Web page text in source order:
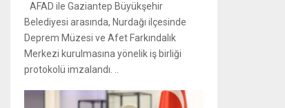
AFAD ile Gaziantep Büyükşehir
Belediyesi arasında, Nurdağı ilçesinde
Deprem Müzesi ve Afet Farkındalık
Merkezi kurulmasına yönelik iş birliği
protokolü imzalandı. ..